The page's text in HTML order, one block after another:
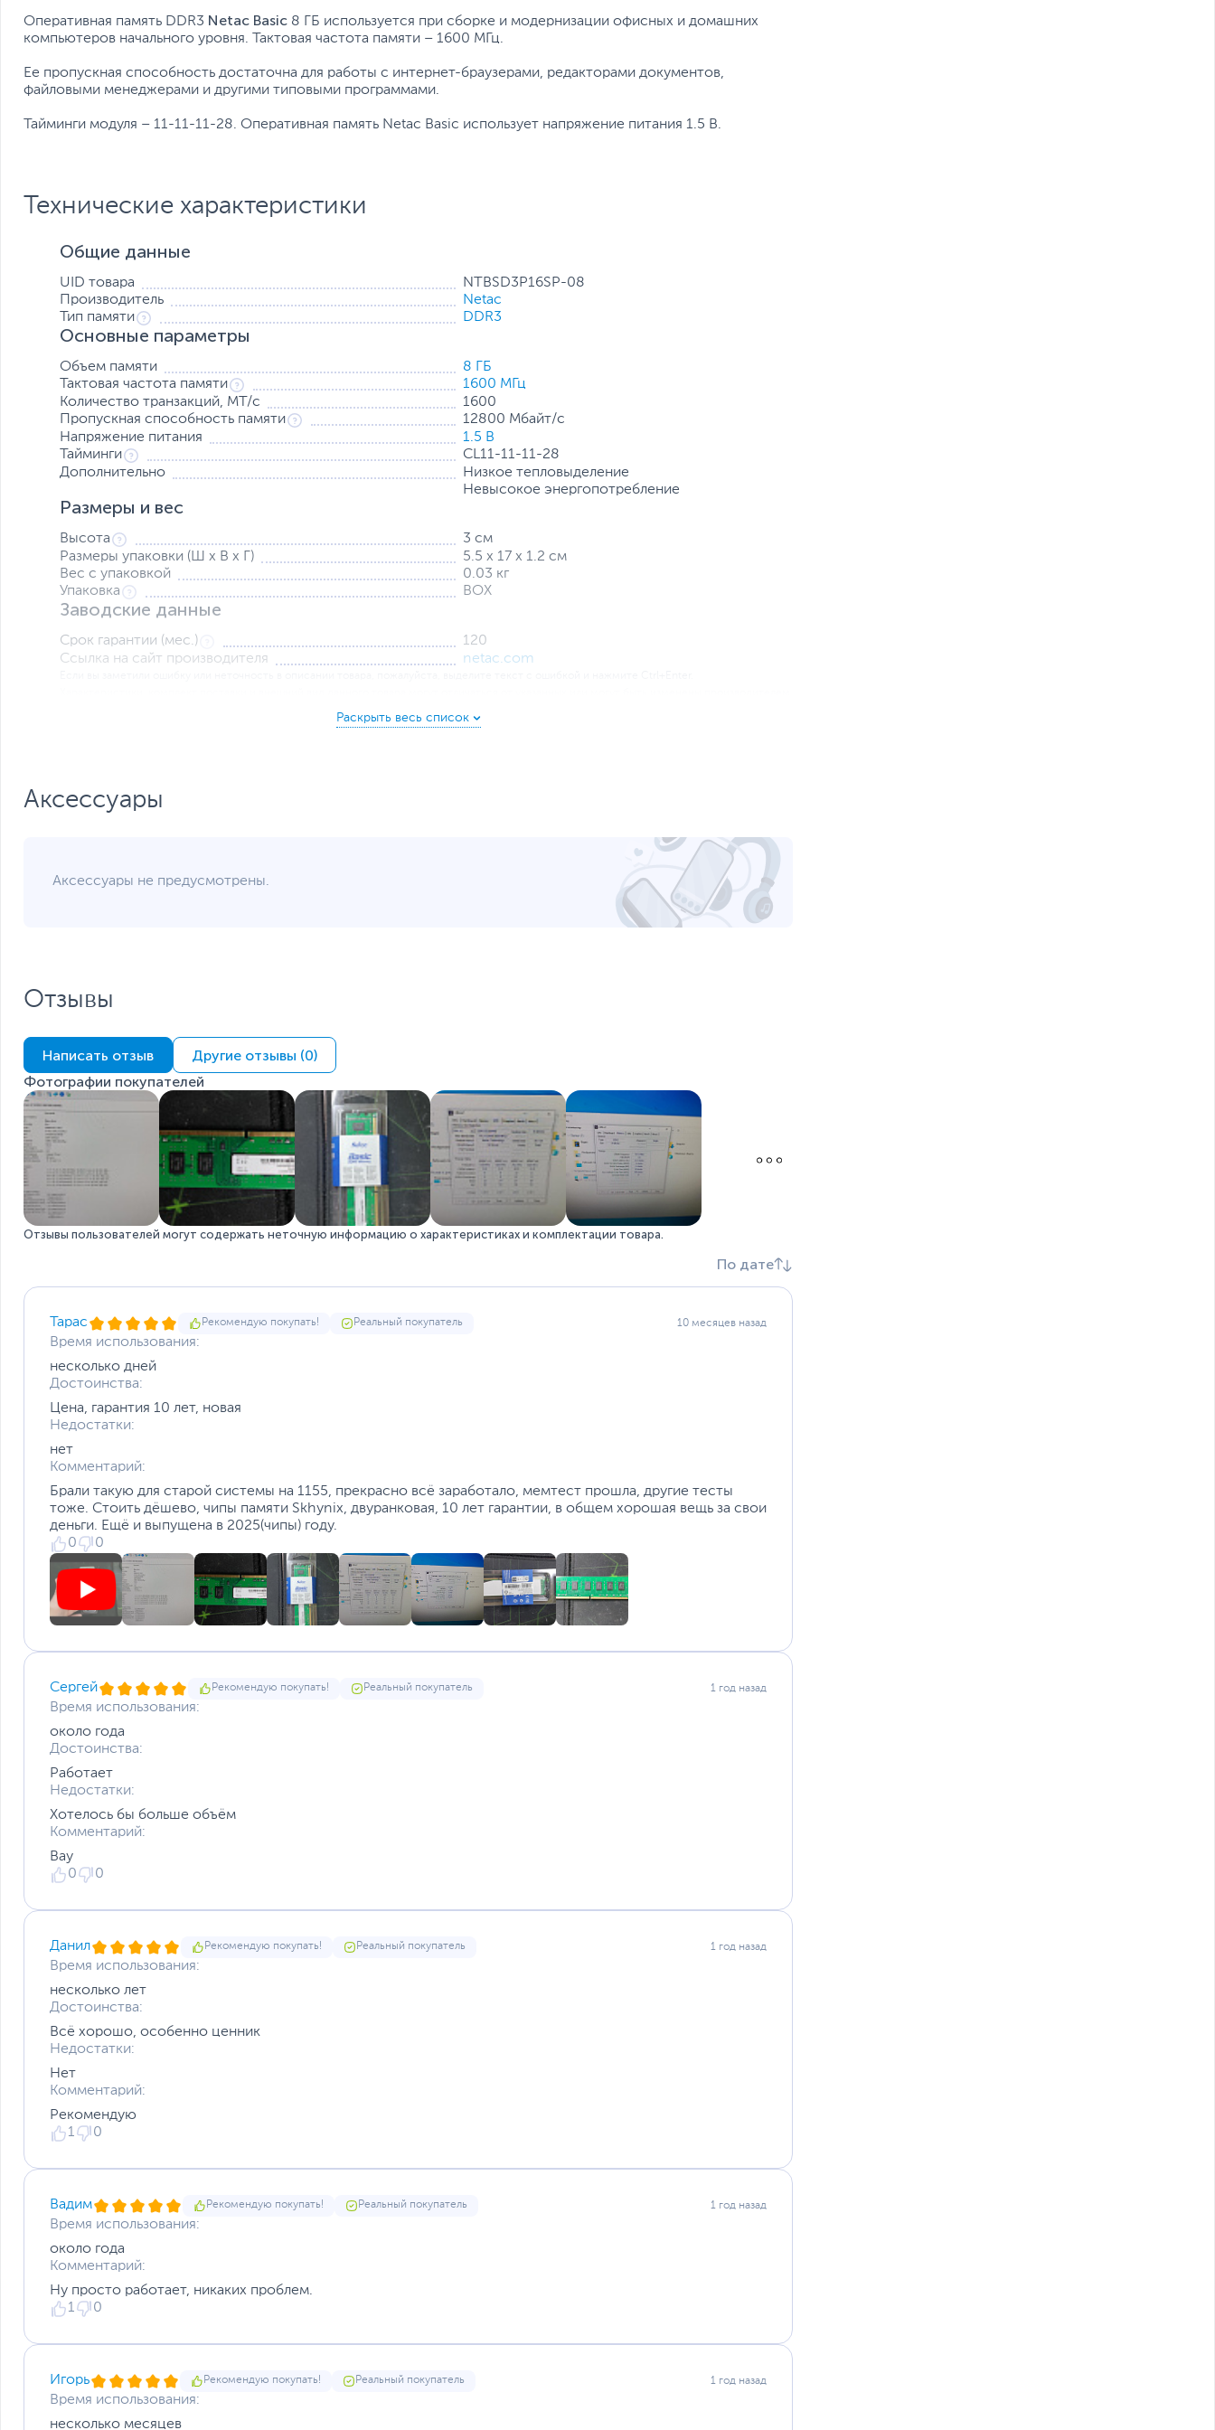
Оперативная память DDR3 Netac Basic 8 ГБ используется при сборке и модернизации офисных и домашних
компьютеров начального уровня. Тактовая частота памяти – 1600 МГц.
Ее пропускная способность достаточна для работы с интернет-браузерами, редакторами документов,
файловыми менеджерами и другими типовыми программами.
Тайминги модуля – 11-11-11-28. Оперативная память Netac Basic использует напряжение питания 1.5 В.
Технические характеристики
Общие данные
UID товара
NTBSD3P16SP-08
Производитель
Netac
Тип памяти
DDR3
Основные параметры
Объем памяти
8 ГБ
Тактовая частота памяти
1600 МГц
Количество транзакций, МТ/с
1600
Пропускная способность памяти
12800 Мбайт/с
Напряжение питания
1.5 В
Тайминги
CL11-11-11-28
Дополнительно
Низкое тепловыделение
Невысокое энергопотребление
Размеры и вес
Высота
3 см
Размеры упаковки (Ш х В х Г)
5.5 х 17 х 1.2 см
Вес с упаковкой
0.03 кг
Упаковка
BOX
Заводские данные
Срок гарантии (мес.)
120
Ссылка на сайт производителя
netac.com
Аксессуары
Аксессуары не предусмотрены.
Отзывы
Написать отзыв
Другие отзывы (0)
Фотографии покупателей
Отзывы пользователей могут содержать неточную информацию о характеристиках и комплектации товара.
По дате
Тарас Рекомендую покупать! Реальный покупатель 10 месяцев назад
Время использования:
несколько дней
Достоинства:
Цена, гарантия 10 лет, новая
Недостатки:
нет
Комментарий:
Брали такую для старой системы на 1155, прекрасно всё заработало, мемтест прошла, другие тесты
тоже. Стоить дёшево, чипы памяти Skhynix, двуранковая, 10 лет гарантии, в общем хорошая вещь за свои
деньги. Ещё и выпущена в 2025(чипы) году.
0
0
Сергей Рекомендую покупать! Реальный покупатель 1 год назад
Время использования:
около года
Достоинства:
Работает
Недостатки:
Хотелось бы больше объём
Комментарий:
Вау
0
0
Данил Рекомендую покупать! Реальный покупатель 1 год назад
Время использования:
несколько лет
Достоинства:
Всё хорошо, особенно ценник
Недостатки:
Нет
Комментарий:
Рекомендую
1
0
Вадим Рекомендую покупать! Реальный покупатель 1 год назад
Время использования:
около года
Комментарий:
Ну просто работает, никаких проблем.
1
0
Игорь Рекомендую покупать! Реальный покупатель 1 год назад
Время использования:
несколько месяцев